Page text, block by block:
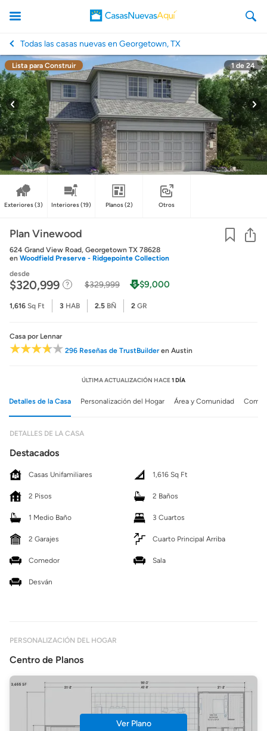
CasasNuevasAqui
Todas las casas nuevas en Georgetown, TX
Lista para Construir 1de 24
Exteriores(3) Interiores(19) Planos(2) Otros
Plan Vinewood
624 Grand View Road, Georgetown TX 78628
en Woodfield Preserve - Ridgepointe Collection
desde
$320,999 $329,999 $9,000
1,616 Sq Ft 3 HAB 2.5 BÑ 2 GR
Casa por Lennar
296 Reseñas de TrustBuilderen Austin
ÚLTIMA ACTUALIZACIÓN HACE1 DÍA
Detalles de la Casa Personalización del Hogar Área y Comunidad
DETALLES DE LA CASA
Destacados
Casas Unifamiliares 1,616 Sq Ft
2 Pisos 2 Baños
1 Medio Baño 3 Cuartos
2 Garajes Cuarto Principal Arriba
Comedor Sala
Desván
PERSONALIZACIÓN DEL HOGAR
Centro de Planos
Ver Plano